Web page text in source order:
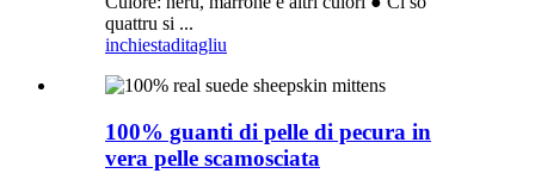
quattru si ...
inchiestaditagliu
100% guanti di pelle di pecura in
vera pelle scamosciata